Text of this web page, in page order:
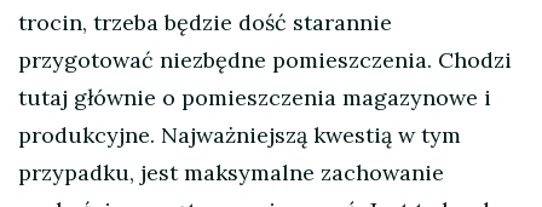
trocin, trzeba będzie dość starannie
przygotować niezbędne pomieszczenia. Chodzi
tutaj głównie o pomieszczenia magazynowe i
produkcyjne. Najważniejszą kwestią w tym
przypadku, jest maksymalne zachowanie